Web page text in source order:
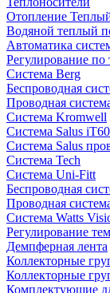
Отопление
Водяной теплый
Автоматика
Регулирование по
Система Berg
Беспроводная
Проводная
Система Kromwell
Система Salus
Система Salus
Система Tech
Система Uni-Fitt
Беспроводная
Проводная
Система Watts
Регулирование
Демпферная лента
Коллекторные
Коллекторные
Комплектующие